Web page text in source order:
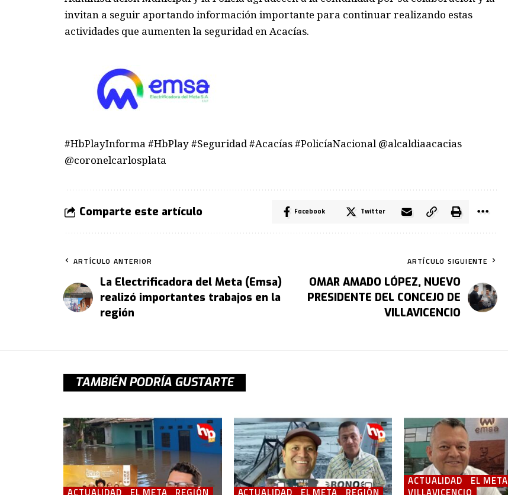
invitan a seguir aportando información importante para continuar realizando estas
actividades que aumenten la seguridad en Acacías.
#HbPlayInforma #HbPlay #Seguridad #Acacías #PolicíaNacional @alcaldiaacacias
@coronelcarlosplata
Comparte este artículo Facebook Twitter
ARTÍCULO ANTERIOR
La Electrificadora del Meta (Emsa)
realizó importantes trabajos en la
región
ARTÍCULO SIGUIENTE
OMAR AMADO LÓPEZ, NUEVO
PRESIDENTE DEL CONCEJO DE
VILLAVICENCIO
TAMBIÉN PODRÍA GUSTARTE
ACTUALIDAD EL META